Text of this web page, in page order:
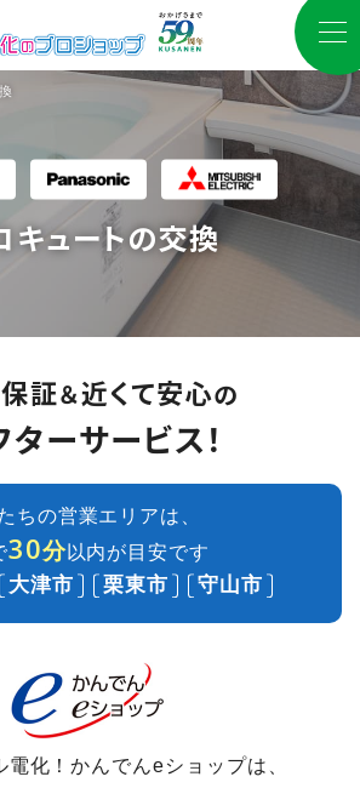
キュートの交換
証＆近くて安心の
ターサービス！
ちの営業エリアは、
30分以内が目安です
大津市 栗東市 守山市
電化！かんでんeショップは、